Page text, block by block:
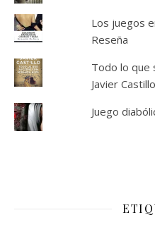
Los juegos
Reseña
Todo lo que
Javier
Juego